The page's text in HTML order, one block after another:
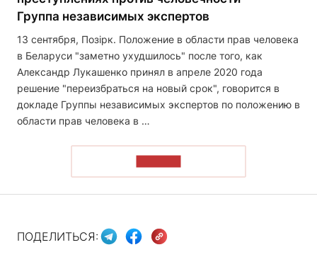
Группа независимых экспертов
13 сентября, Позірк. Положение в области прав человека
в Беларуси "заметно ухудшилось" после того, как
Александр Лукашенко принял в апреле 2020 года
решение "переизбраться на новый срок", говорится в
докладе Группы независимых экспертов по положению в
области прав человека в …
ПОДЕЛИТЬСЯ: